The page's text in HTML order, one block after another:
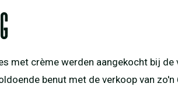
met crème werden aangekocht bij
benut met de verkoop van zo'n